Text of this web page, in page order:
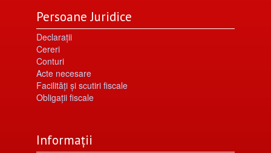
Persoane Juridice
Declarații
Cereri
Conturi
Acte necesare
Facilități şi scutiri fiscale
Obligaţii fiscale
Informații